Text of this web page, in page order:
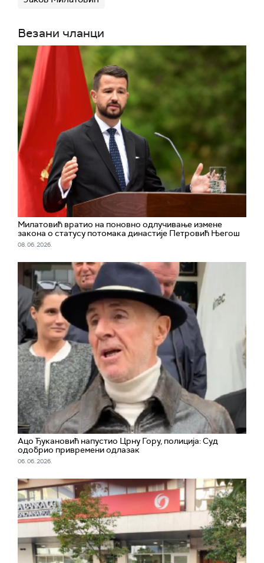
Везани чланци
Милатовић вратио на поновно одлучивање измене
закона о статусу потомака династије Петровић Његош
08. 06. 2026.
Ацо Ђукановић напустио Црну Гору, полиција: Суд
одобрио привремени одлазак
06. 06. 2026.